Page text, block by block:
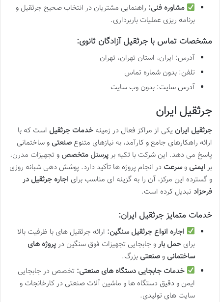
مشاوره فنی: راهنمایی مشتریان در انتخاب صحیح جرثقیل و
برنامه ریزی عملیات باربرداری.
مشخصات تماس با جرثقیل آزادگان ثانوی:
آدرس: ایران، استان تهران، تهران
تلفن: بدون شماره تماس
آدرس سایت: بدون وب سایت
جرثقیل ایران
جرثقیل ایران یکی از مراکز فعال در زمینه خدمات جرثقیل است که با
ارائه راهکارهای جامع و کارآمد، به نیازهای متنوع صنعتی و ساختمانی
پاسخ می دهد. این شرکت با تکیه برپرسنل متخصص و تجهیزات مدرن،
بر ایمنی وسرعت در انجام پروژه ها تأکید دارد. پوشش دهی شبانه روزی
و گسترده این مرکز، آن را به گزینه ای مناسب برای اجاره جرثقیل در
فرحزاد تبدیل کرده است.
خدمات متمایز جرثقیل ایران:
اجاره انواع جرثقیل سنگین: ارائه جرثقیل های با ظرفیت بالا
برای حمل بارو جابجایی تجهیزات فوق سنگین درپروژه های
ساختمانی و صنعتی بزرگ.
خدمات جابجایی دستگاه های صنعتی: تخصص در جابجایی
ایمن و دقیق دستگاه ها و ماشین آلات صنعتی در کارخانجات و
سایت های تولیدی.